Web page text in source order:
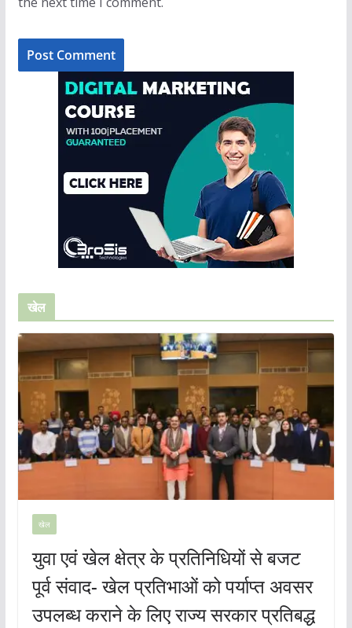
खेल
खेल
युवा एवं खेल क्षेत्र के प्रतिनिधियों से बजट
पूर्व संवाद- खेल प्रतिभाओं को पर्याप्त अवसर
उपलब्ध कराने के लिए राज्य सरकार प्रतिबद्ध